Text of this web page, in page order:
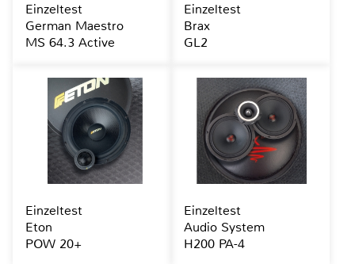
Einzeltest
German Maestro
MS 64.3 Active
Einzeltest
Brax
GL2
Einzeltest
Eton
POW 20+
Einzeltest
Audio System
H200 PA-4